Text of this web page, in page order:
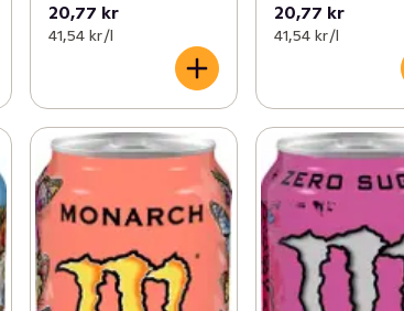
20,77 kr
41,54 kr /l
20,77 kr
41,54 kr /l